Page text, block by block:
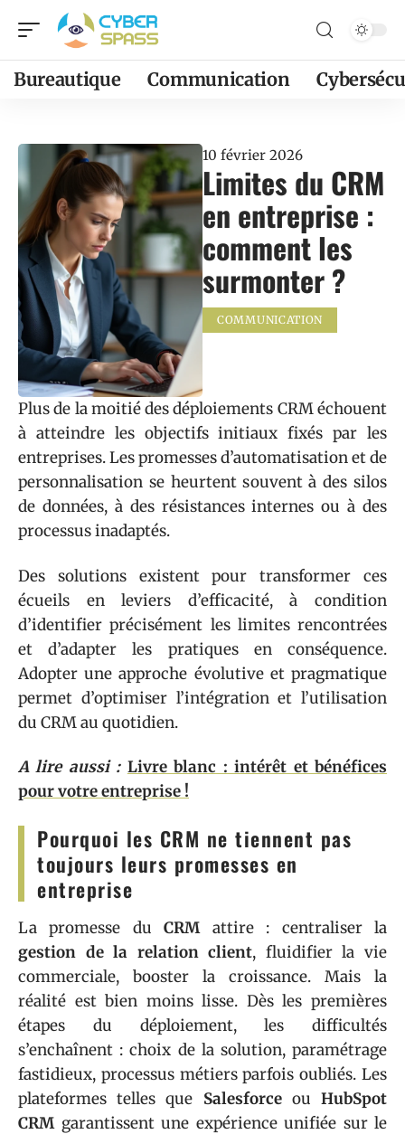
Bureautique Communication
10 février 2026
Limites du CRM
en entreprise :
comment les
surmonter ?
COMMUNICATION
Plus de la moitié des déploiements CRM échouent
à atteindre les objectifs initiaux fixés par les
entreprises. Les promesses d’automatisation et de
personnalisation se heurtent souvent à des silos
de données, à des résistances internes ou à des
processus inadaptés.
Des solutions existent pour transformer ces
écueils en leviers d’efficacité, à condition
d’identifier précisément les limites rencontrées
et d’adapter les pratiques en conséquence.
Adopter une approche évolutive et pragmatique
permet d’optimiser l’intégration et l’utilisation
du CRM au quotidien.
A lire aussi : Livre blanc : intérêt et bénéfices
pour votre entreprise !
Pourquoi les CRM ne tiennent pas
toujours leurs promesses en
entreprise
La promesse duCRMattire : centraliser la
gestion de la relation client, fluidifier la vie
commerciale, booster la croissance. Mais la
réalité est bien moins lisse. Dès les premières
étapes du déploiement, les difficultés
s’enchaînent : choix de la solution, paramétrage
fastidieux, processus métiers parfois oubliés. Les
plateformes telles que SalesforceouHubSpot
CRMgarantissent une expérience unifiée sur le